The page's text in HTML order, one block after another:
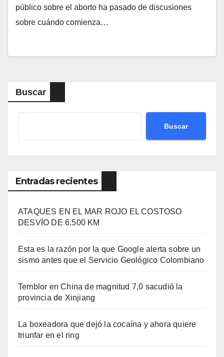
público sobre el aborto ha pasado de discusiones
sobre cuándo comienza…
Buscar
Buscar
Entradas recientes
ATAQUES EN EL MAR ROJO EL COSTOSO
DESVÍO DE 6.500 KM
Esta es la razón por la que Google alerta sobre un
sismo antes que el Servicio Geológico Colombiano
Temblor en China de magnitud 7,0 sacudió la
provincia de Xinjiang
La boxeadora que dejó la cocaína y ahora quiere
triunfar en el ring​